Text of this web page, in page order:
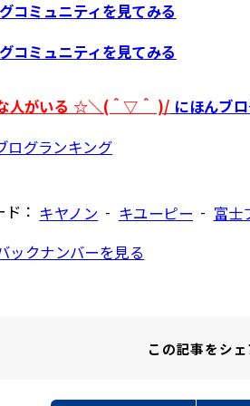
コミュニティを見てみる
コミュニティを見てみる
人がいる ☆＼(＾▽＾ )/ にほんブ
： キヤノン - キユーピー - 富士
ックナンバーを見る
この記事をシェ